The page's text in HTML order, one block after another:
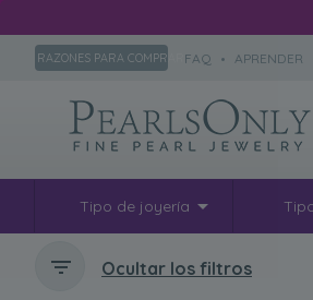
RAZONES PARA COMPRAR FAQ • APRENDER
Tipo de joyería
Ocultar los filtros